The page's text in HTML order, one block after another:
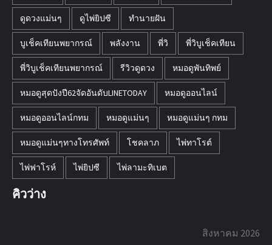
ดูดวงแม่นๆ ดูไพ่ยิปซี ทำนายฝัน
บูเช็คเทียนพยากรณ์ พลังงาน พี่วิ พี่วิบูเช็คเทียน
พี่วิบูเช็คเทียนพยากรณ์ รีวิวดูดวง หมอดูพันทิพย์
หมอดูสุดปังปี62จัดอันดับLINETODAY หมอดูออนไลน์
หมอดูออนไลน์กทม หมอดูแม่นๆ หมอดูแม่นๆ กทม
หมอดูแม่นๆทางโทรศัพท์ โชคลาภ ไพ่ทาโรต์
ไพ่ฟาโรห์ ไพ่ยิปซี ไพ่ลามะทิเบต
คิวว่าง
สิงหาคม 2026